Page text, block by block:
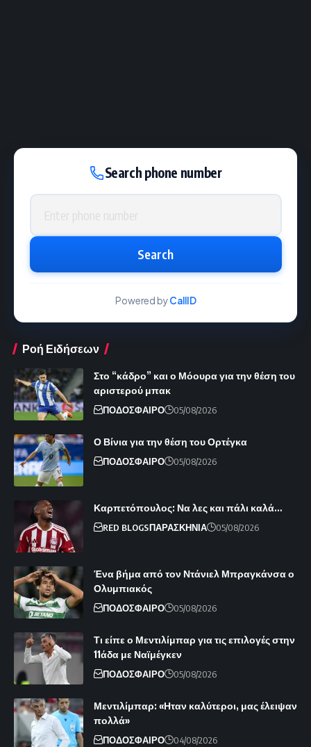
Search phone number
Phone number
Search
Powered byCallID
Ροή Ειδήσεων
Στο “κάδρο” και ο Μόουρα για την θέση του
αριστερού μπακ
ΠΟΔΟΣΦΑΙΡΟ 05/08/2026
Ο Βίνια για την θέση του Ορτέγκα
ΠΟΔΟΣΦΑΙΡΟ 05/08/2026
Καρπετόπουλος: Να λες και πάλι καλά…
RED BLOGSΠΑΡΑΣΚΗΝΙΑ 05/08/2026
Ένα βήμα από τον Ντάνιελ Μπραγκάνσα ο
Ολυμπιακός
ΠΟΔΟΣΦΑΙΡΟ 05/08/2026
Τι είπε ο Μεντιλίμπαρ για τις επιλογές στην
11άδα με Ναϊμέγκεν
ΠΟΔΟΣΦΑΙΡΟ 05/08/2026
Μεντιλίμπαρ: «Ηταν καλύτεροι, μας έλειψαν
πολλά»
ΠΟΔΟΣΦΑΙΡΟ 04/08/2026